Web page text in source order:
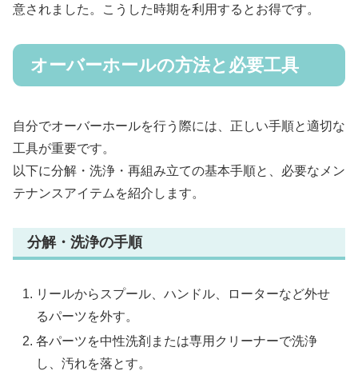
意されました。こうした時期を利用するとお得です。
オーバーホールの方法と必要工具
自分でオーバーホールを行う際には、正しい手順と適切な
工具が重要です。
以下に分解・洗浄・再組み立ての基本手順と、必要なメン
テナンスアイテムを紹介します。
分解・洗浄の手順
リールからスプール、ハンドル、ローターなど外せ
るパーツを外す。
各パーツを中性洗剤または専用クリーナーで洗浄
し、汚れを落とす。